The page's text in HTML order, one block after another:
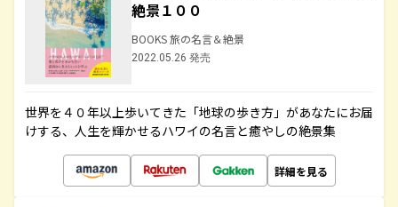
絶景１００
BOOKS 旅の名言＆絶景
2022.05.26 発売
世界を４０年以上歩いてきた「地球の歩き方」があなたにお届
けする、人生を輝かせるハワイの名言と癒やしの絶景集
詳細を見る